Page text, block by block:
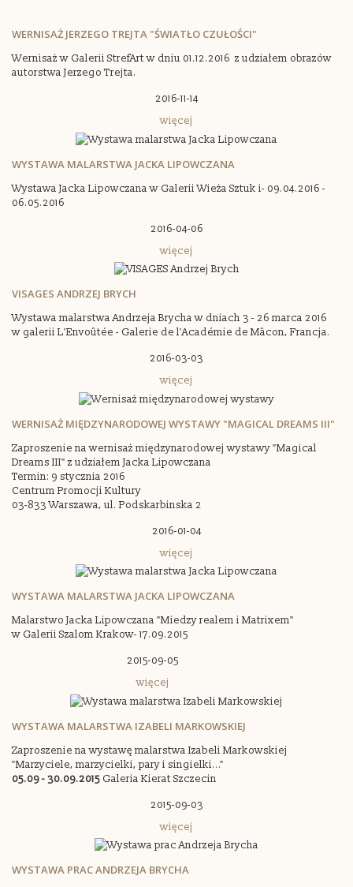
WERNISAŻ JERZEGO TREJTA "ŚWIATŁO CZUŁOŚCI"
Wernisaż w Galerii StrefArt w dniu 01.12.2016 z udziałem obrazów
autorstwa Jerzego Trejta.
2016-11-14
więcej
WYSTAWA MALARSTWA JACKA LIPOWCZANA
Wystawa Jacka Lipowczana w Galerii Wieża Sztuk i- 09.04.2016 -
06.05.2016
2016-04-06
więcej
VISAGES ANDRZEJ BRYCH
Wystawa malarstwa Andrzeja Brycha w dniach 3 - 26 marca 2016
w galerii L'Envoûtée - Galerie de l'Académie de Mâcon, Francja.
2016-03-03
więcej
WERNISAŻ MIĘDZYNARODOWEJ WYSTAWY "MAGICAL DREAMS III"
Zaproszenie na wernisaż międzynarodowej wystawy "Magical
Dreams III" z udziałem Jacka Lipowczana
Termin: 9 stycznia 2016
Centrum Promocji Kultury
03-833 Warszawa, ul. Podskarbinska 2
2016-01-04
więcej
WYSTAWA MALARSTWA JACKA LIPOWCZANA
Malarstwo Jacka Lipowczana "Miedzy realem i Matrixem"
w Galerii Szalom Krakow- 17.09.2015
2015-09-05
więcej
WYSTAWA MALARSTWA IZABELI MARKOWSKIEJ
Zaproszenie na wystawę malarstwa Izabeli Markowskiej
"Marzyciele, marzycielki, pary i singielki..."
05.09 - 30.09.2015 Galeria Kierat Szczecin
2015-09-03
więcej
WYSTAWA PRAC ANDRZEJA BRYCHA